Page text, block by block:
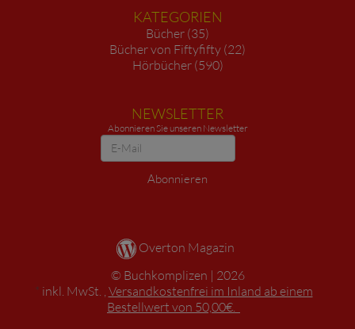
KATEGORIEN
Bücher (35)
Bücher von Fiftyfifty (22)
Hörbücher (590)
NEWSLETTER
Abonnieren Sie unseren Newsletter
Newsletter
Abonnieren
Overton Magazin
Buchkomplizen
2026
* inkl. MwSt. , Versandkostenfrei im Inland ab einem
Bestellwert von 50,00€.